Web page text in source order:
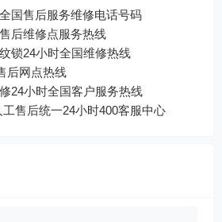
国售后服务维修电话号码
后维修点服务热线
锁24小时全国维修热线
后网点热线
24小时全国客户服务热线
售后统一24小时400客服中心